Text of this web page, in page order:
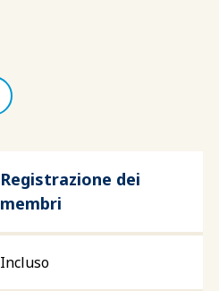
Registrazione dei
membri
Incluso